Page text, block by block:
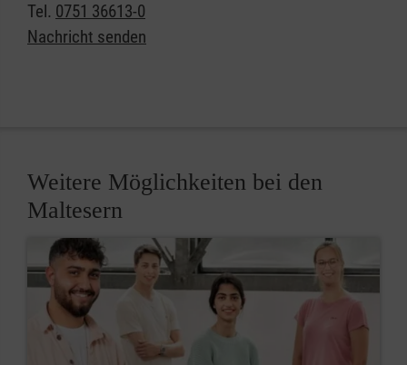
Tel. 0751 36613-0
Nachricht senden
Weitere Möglichkeiten bei den
Maltesern